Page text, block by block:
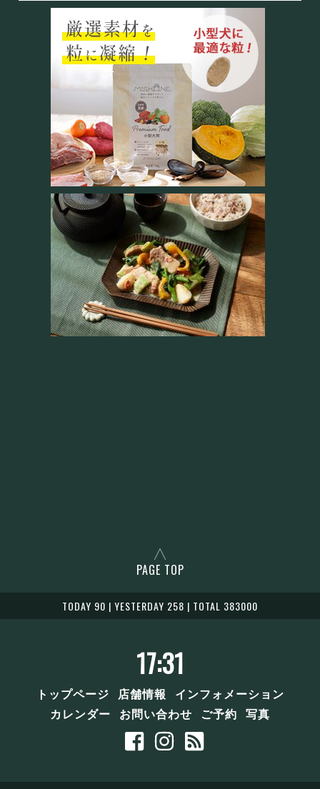
PAGE TOP
TODAY 90 | YESTERDAY 258 | TOTAL 383000
17:31
トップページ 店舗情報
インフォメーション
カレンダー お問い合わせ ご予約 写真